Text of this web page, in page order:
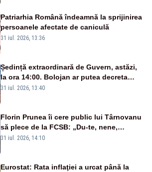
Patriarhia Română îndeamnă la sprijinirea
persoanele afectate de caniculă
31 iul. 2026, 13:36
Ședință extraordinară de Guvern, astăzi,
la ora 14:00. Bolojan ar putea decreta
stare de urgență energetică
31 iul. 2026, 13:40
Florin Prunea îi cere public lui Târnovanu
să plece de la FCSB: „Du-te, nene,
învârtindu-te!”
31 iul. 2026, 14:10
Eurostat: Rata inflaţiei a urcat până la